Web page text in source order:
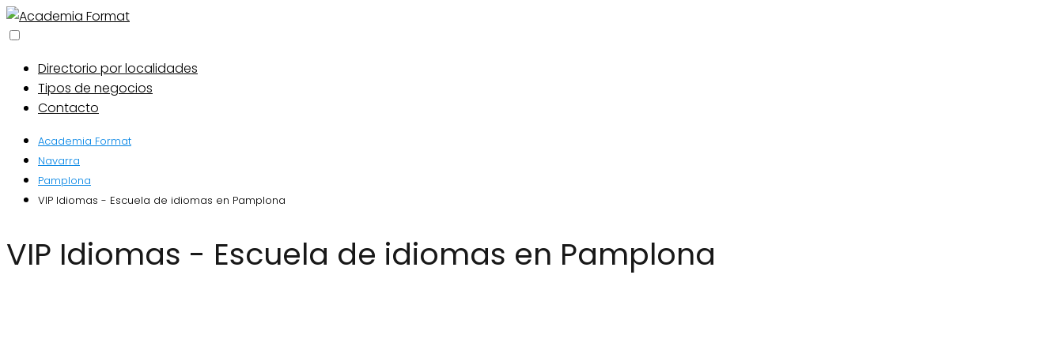
Directorio por localidades
Tipos de negocios
Contacto
Academia Format
Navarra
Pamplona
VIP Idiomas - Escuela de idiomas en Pamplona
VIP Idiomas - Escuela de idiomas en Pamplona